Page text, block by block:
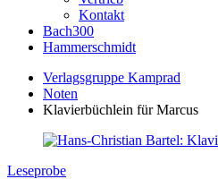
Kontakt
Bach300
Hammerschmidt
Verlagsgruppe Kamprad
Noten
Klavierbüchlein für Marcus
Leseprobe